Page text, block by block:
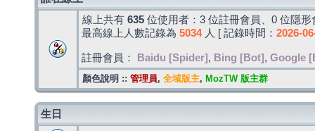
線上共有 635 位使用者：3 位註冊會員、0 位隱
最高線上人數記錄為 5034人 [ 記錄時間： 2026-
註冊會員： Baidu [Spider] , Bing [Bot] , Google
顏色說明 :: 管理員, 全域版主, MozTW 版主群
生日